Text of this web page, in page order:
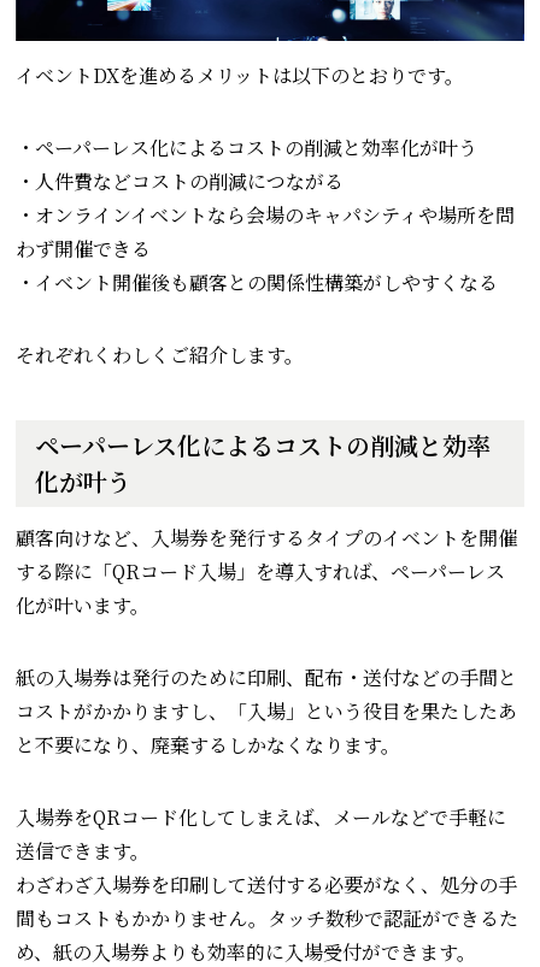
イベントDXを進めるメリットは以下のとおりです。
・ペーパーレス化によるコストの削減と効率化が叶う
・人件費などコストの削減につながる
・オンラインイベントなら会場のキャパシティや場所を問
わず開催できる
・イベント開催後も顧客との関係性構築がしやすくなる
それぞれくわしくご紹介します。
ペーパーレス化によるコストの削減と効率
化が叶う
顧客向けなど、入場券を発行するタイプのイベントを開催
する際に「QRコード入場」を導入すれば、ペーパーレス
化が叶います。
紙の入場券は発行のために印刷、配布・送付などの手間と
コストがかかりますし、「入場」という役目を果たしたあ
と不要になり、廃棄するしかなくなります。
入場券をQRコード化してしまえば、メールなどで手軽に
送信できます。
わざわざ入場券を印刷して送付する必要がなく、処分の手
間もコストもかかりません。タッチ数秒で認証ができるた
め、紙の入場券よりも効率的に入場受付ができます。